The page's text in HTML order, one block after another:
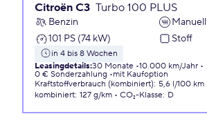
Citroën C3 Turbo 100 PLUS
Benzin
Manuell
101 PS (74 kW)
Stoff
in 4 bis 8 Wochen
Leasingdetails:30 Monate 10.000 km/Jahr
0 € Sonderzahlung
mit Kaufoption
Kraftstoffverbrauch (kombiniert): 5,6 l/100 km
kombiniert: 127 g/km CO₂-Klasse: D